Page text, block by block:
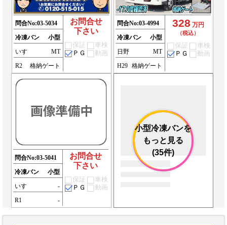
問合No:03-5034
冷凍バン
小型
いすゞ
MT
R2
格納ゲート
お問合せ
下さい
保証
車検
ＰＧ
動画
問合No:03-4994
冷凍バン
小型
日野
MT
H29 格納ゲート
328 万円
（税込）
保証
車検
ＰＧ
動画
問合No:03-5041
冷凍バン
小型
いすゞ
-
R1
-
お問合せ
下さい
保証
車検
ＰＧ
動画
小型冷凍バンを
もっと見る
(35件)